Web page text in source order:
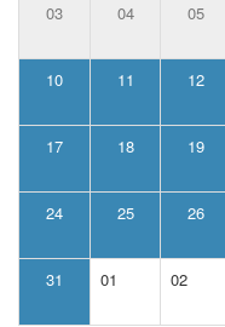
03 04 05
10 11 12
17 18 19
24 25 26
31 01 02